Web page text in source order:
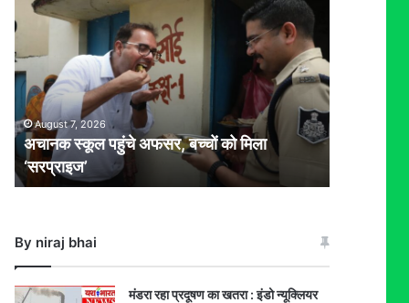
स्कूल
पहुंचे
अफसर,
बच्चों
मिला
‘सरप्राइज’
August 7, 2026
अचानक स्कूल पहुंचे अफसर, बच्चों को मिला
‘सरप्राइज’
By niraj bhai
मंडरा रहा प्रदूषण का खतरा : इंडो न्यूक्लियर